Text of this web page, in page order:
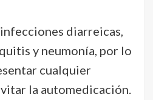
diarreicas,
y neumonía, por lo
cualquier
la automedicación.